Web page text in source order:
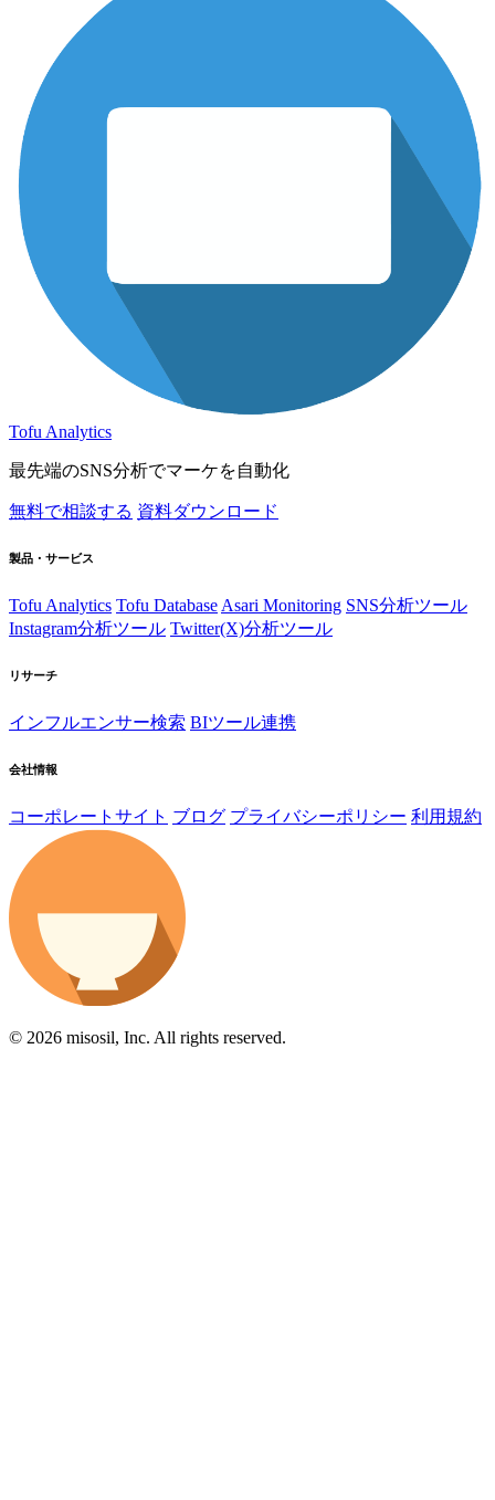
Tofu Analytics
最先端のSNS分析でマーケを自動化
無料で相談する 資料ダウンロード
製品・サービス
Tofu Analytics Tofu Database Asari Monitoring SNS分析ツール
Instagram分析ツール Twitter(X)分析ツール
リサーチ
インフルエンサー検索 BIツール連携
会社情報
コーポレートサイト ブログ プライバシーポリシー 利用規約
© 2026 misosil, Inc. All rights reserved.